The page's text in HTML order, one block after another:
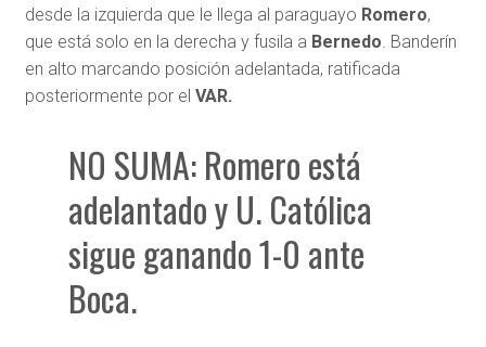
desde la izquierda que le llega al paraguayo Romero,
que está solo en la derecha y fusila a Bernedo. Banderín
en alto marcando posición adelantada, ratificada
posteriormente por el VAR.
NO SUMA: Romero está
adelantado y U. Católica
sigue ganando 1-0 ante
Boca.